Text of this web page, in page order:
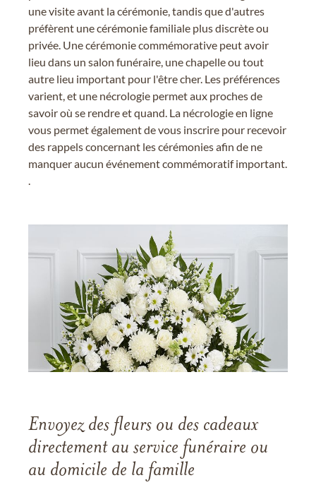
une visite avant la cérémonie, tandis que d'autres
préfèrent une cérémonie familiale plus discrète ou
privée. Une cérémonie commémorative peut avoir
lieu dans un salon funéraire, une chapelle ou tout
autre lieu important pour l'être cher. Les préférences
varient, et une nécrologie permet aux proches de
savoir où se rendre et quand. La nécrologie en ligne
vous permet également de vous inscrire pour recevoir
des rappels concernant les cérémonies afin de ne
manquer aucun événement commémoratif important.
Envoyez des fleurs ou des cadeaux
directement au service funéraire ou
au domicile de la famille